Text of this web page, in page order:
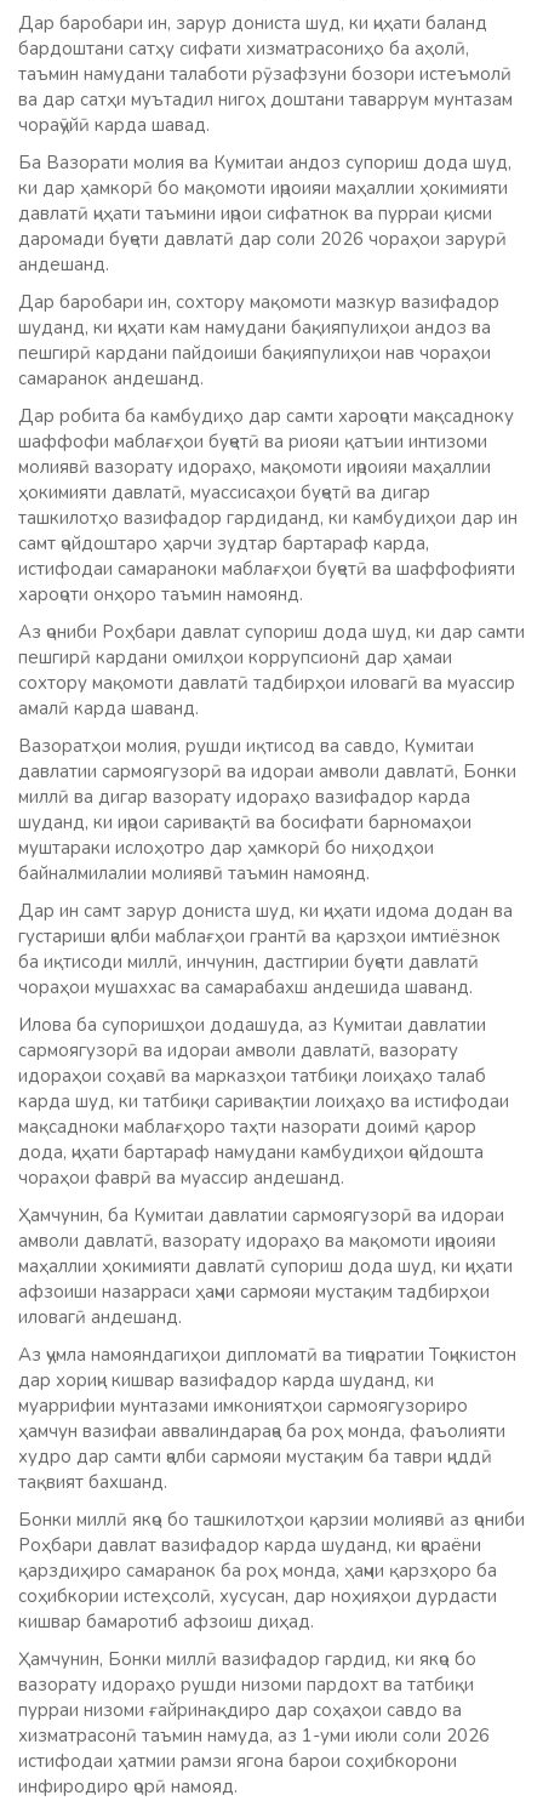
Дар баробари ин, зарур дониста шуд, ки ҷиҳати баланд
бардоштани сатҳу сифати хизматрасониҳо ба аҳолӣ,
таъмин намудани талаботи рӯзафзуни бозори истеъмолӣ
ва дар сатҳи муътадил нигоҳ доштани таваррум мунтазам
чораҷӯйӣ карда шавад.
Ба Вазорати молия ва Кумитаи андоз супориш дода шуд,
ки дар ҳамкорӣ бо мақомоти иҷроияи маҳаллии ҳокимияти
давлатӣ ҷиҳати таъмини иҷрои сифатнок ва пурраи қисми
даромади буҷети давлатӣ дар соли 2026 чораҳои зарурӣ
андешанд.
Дар баробари ин, сохтору мақомоти мазкур вазифадор
шуданд, ки ҷиҳати кам намудани бақияпулиҳои андоз ва
пешгирӣ кардани пайдоиши бақияпулиҳои нав чораҳои
самаранок андешанд.
Дар робита ба камбудиҳо дар самти хароҷоти мақсадноку
шаффофи маблағҳои буҷетӣ ва риояи қатъии интизоми
молиявӣ вазорату идораҳо, мақомоти иҷроияи маҳаллии
ҳокимияти давлатӣ, муассисаҳои буҷетӣ ва дигар
ташкилотҳо вазифадор гардиданд, ки камбудиҳои дар ин
самт ҷойдоштаро ҳарчи зудтар бартараф карда,
истифодаи самараноки маблағҳои буҷетӣ ва шаффофияти
хароҷоти онҳоро таъмин намоянд.
Аз ҷониби Роҳбари давлат супориш дода шуд, ки дар самти
пешгирӣ кардани омилҳои коррупсионӣ дар ҳамаи
сохтору мақомоти давлатӣ тадбирҳои иловагӣ ва муассир
амалӣ карда шаванд.
Вазоратҳои молия, рушди иқтисод ва савдо, Кумитаи
давлатии сармоягузорӣ ва идораи амволи давлатӣ, Бонки
миллӣ ва дигар вазорату идораҳо вазифадор карда
шуданд, ки иҷрои саривақтӣ ва босифати барномаҳои
муштараки ислоҳотро дар ҳамкорӣ бо ниҳодҳои
байналмилалии молиявӣ таъмин намоянд.
Дар ин самт зарур дониста шуд, ки ҷиҳати идома додан ва
густариши ҷалби маблағҳои грантӣ ва қарзҳои имтиёзнок
ба иқтисоди миллӣ, инчунин, дастгирии буҷети давлатӣ
чораҳои мушаххас ва самарабахш андешида шаванд.
Илова ба супоришҳои додашуда, аз Кумитаи давлатии
сармоягузорӣ ва идораи амволи давлатӣ, вазорату
идораҳои соҳавӣ ва марказҳои татбиқи лоиҳаҳо талаб
карда шуд, ки татбиқи саривақтии лоиҳаҳо ва истифодаи
мақсадноки маблағҳоро таҳти назорати доимӣ қарор
дода, ҷиҳати бартараф намудани камбудиҳои ҷойдошта
чораҳои фаврӣ ва муассир андешанд.
Ҳамчунин, ба Кумитаи давлатии сармоягузорӣ ва идораи
амволи давлатӣ, вазорату идораҳо ва мақомоти иҷроияи
маҳаллии ҳокимияти давлатӣ супориш дода шуд, ки ҷиҳати
афзоиши назарраси ҳаҷми сармояи мустақим тадбирҳои
иловагӣ андешанд.
Аз ҷумла намояндагиҳои дипломатӣ ва тиҷоратии Тоҷикистон
дар хориҷи кишвар вазифадор карда шуданд, ки
муаррифии мунтазами имкониятҳои сармоягузориро
ҳамчун вазифаи аввалиндараҷа ба роҳ монда, фаъолияти
худро дар самти ҷалби сармояи мустақим ба таври ҷиддӣ
тақвият бахшанд.
Бонки миллӣ якҷо бо ташкилотҳои қарзии молиявӣ аз ҷониби
Роҳбари давлат вазифадор карда шуданд, ки ҷараёни
қарздиҳиро самаранок ба роҳ монда, ҳаҷми қарзҳоро ба
соҳибкории истеҳсолӣ, хусусан, дар ноҳияҳои дурдасти
кишвар бамаротиб афзоиш диҳад.
Ҳамчунин, Бонки миллӣ вазифадор гардид, ки якҷо бо
вазорату идораҳо рушди низоми пардохт ва татбиқи
пурраи низоми ғайринақдиро дар соҳаҳои савдо ва
хизматрасонӣ таъмин намуда, аз 1-уми июли соли 2026
истифодаи ҳатмии рамзи ягона барои соҳибкорони
инфиродиро ҷорӣ намояд.